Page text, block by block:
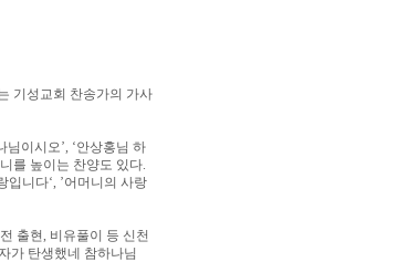
기성교회 찬송가의 가사
님이시오’, ‘안상홍님 하
를 높이는 찬양도 있다.
입니다‘, ’어머니의 사랑
출현, 비유풀이 등 신천
가 탄생했네 참하나님